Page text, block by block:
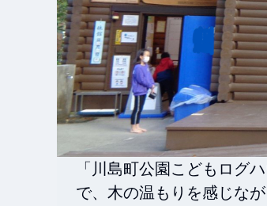
「川島町公園こどもログ
で、木の温もりを感じな